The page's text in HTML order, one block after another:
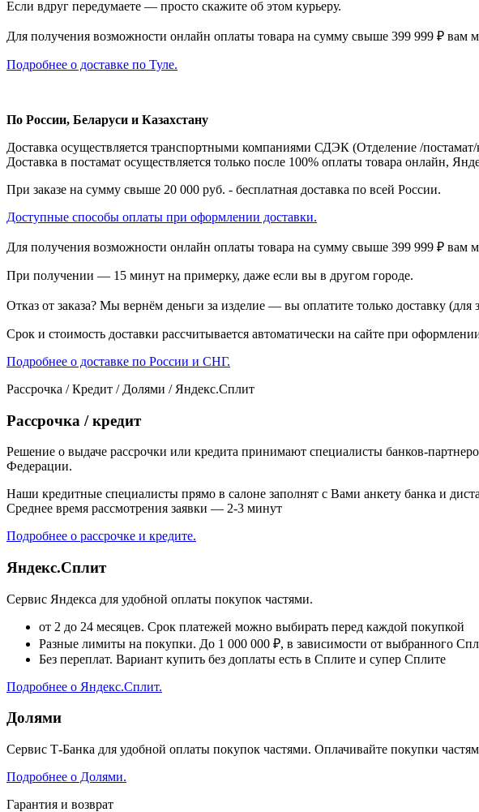
Если вдруг передумаете — просто скажите об этом курьеру.
Для получения возможности онлайн оплаты товара на сумму свыше 399 999 ₽ вам
Подробнее о доставке по Туле.
По России, Беларуси и Казахстану
Доставка осуществляется транспортными компаниями СДЭК (Отделение /постамат/
Доставка в постамат осуществляется только после 100% оплаты товара онлайн,
При заказе на сумму свыше 20 000 руб. - бесплатная доставка по всей России.
Доступные способы оплаты при оформлении доставки.
Для получения возможности онлайн оплаты товара на сумму свыше 399 999 ₽ вам
При получении — 15 минут на примерку, даже если вы в другом городе.
Отказ от заказа? Мы вернём деньги за изделие — вы оплатите только доставку (для
Срок и стоимость доставки рассчитывается автоматически на сайте при оформлении
Подробнее о доставке по России и СНГ.
Рассрочка / Кредит / Долями / Яндекс.Сплит
Рассрочка / кредит
Решение о выдаче рассрочки или кредита принимают специалисты банков-
Федерации.
Наши кредитные специалисты прямо в салоне заполнят с Вами анкету банка и
Среднее время рассмотрения заявки — 2-3 минут
Подробнее о рассрочке и кредите.
Яндекс.Сплит
Сервис Яндекса для удобной оплаты покупок частями.
от 2 до 24 месяцев. Срок платежей можно выбирать перед каждой покупкой
Разные лимиты на покупки. До 1 000 000 ₽, в зависимости от выбранного
Без переплат. Вариант купить без доплаты есть в Сплите и супер Сплите
Подробнее о Яндекс.Сплит.
Долями
Сервис Т-Банка для удобной оплаты покупок частями. Оплачивайте покупки
Подробнее о Долями.
Гарантия и возврат